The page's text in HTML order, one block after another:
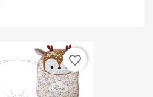
favorite_border